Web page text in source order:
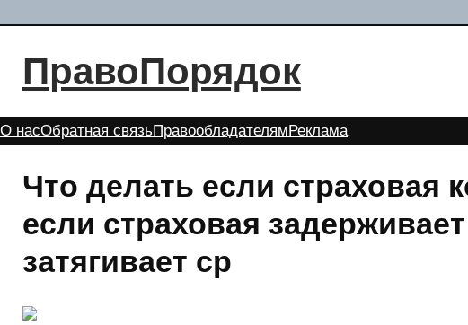
содержимому
ПравоПорядок
О насОбратная связьПравообладателям Реклама
Что делать если страховая
если страховая
затягивает ср